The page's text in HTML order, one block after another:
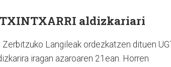
aldizkariari
Langileak ordezkatzen dituen
iragan azaroaren 21ean. Horren